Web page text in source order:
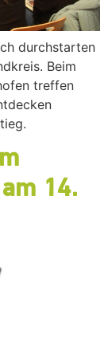
durchstarten
Beim
treffen
14.